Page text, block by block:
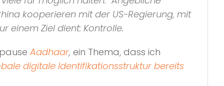
kooperieren mit der US-Regierung, mit
einem Ziel dient: Kontrolle.
Aadhaar, ein Thema, dass ich
digitale Identifikationsstruktur bereits